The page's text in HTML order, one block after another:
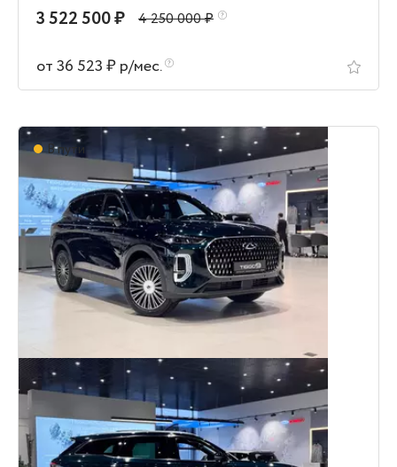
3 522 500 ₽ 4 250 000 ₽
от 36 523 ₽ р/мес.
В пути